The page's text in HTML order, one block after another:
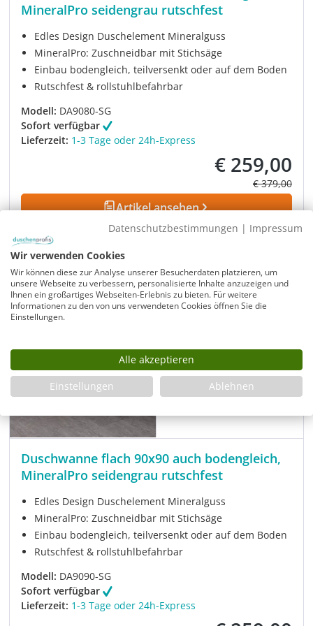
MineralPro seidengrau rutschfest
Edles Design Duschelement Mineralguss
MineralPro: Zuschneidbar mit Stichsäge
Einbau bodengleich, teilversenkt oder auf dem Boden
Rutschfest & rollstuhlbefahrbar
Modell: DA9080-SG
Sofort verfügbar
Lieferzeit: 1-3 Tage oder 24h-Express
Verkaufspreis:
€ 259,00
Regulärer
€ 379,00
Artikel ansehen
Rabatt
-32%UVP
Duschwanne flach 90x90 auch bodengleich,
MineralPro seidengrau rutschfest
Edles Design Duschelement Mineralguss
MineralPro: Zuschneidbar mit Stichsäge
Einbau bodengleich, teilversenkt oder auf dem Boden
Rutschfest & rollstuhlbefahrbar
Modell: DA9090-SG
Sofort verfügbar
Lieferzeit: 1-3 Tage oder 24h-Express
Datenschutzbestimmungen | Impressum
Wir verwenden Cookies
Wir können diese zur Analyse unserer Besucherdaten platzieren, um
unsere Webseite zu verbessern, personalisierte Inhalte anzuzeigen und
Ihnen ein großartiges Webseiten-Erlebnis zu bieten. Für weitere
Informationen zu den von uns verwendeten Cookies öffnen Sie die
Einstellungen.
Alle akzeptieren
Einstellungen
Ablehnen